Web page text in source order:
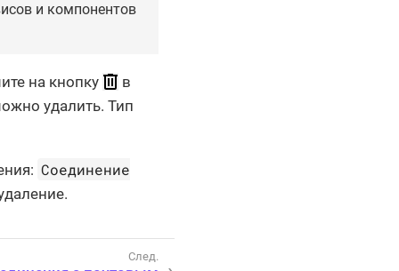
и компонентов
на кнопку
в
удалить. Тип
Соединение